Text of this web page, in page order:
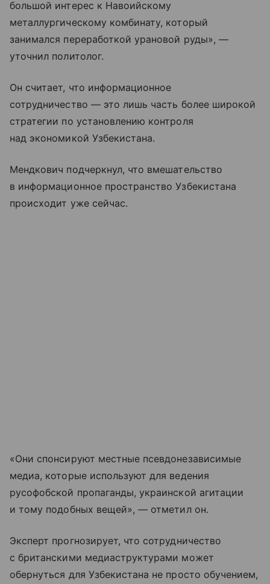
большой интерес к Навоийскому
металлургическому комбинату, который
занимался переработкой урановой руды», —
уточнил политолог.
Он считает, что информационное
сотрудничество — это лишь часть более широкой
стратегии по установлению контроля
над экономикой Узбекистана.
Мендкович подчеркнул, что вмешательство
в информационное пространство Узбекистана
происходит уже сейчас.
«Они спонсируют местные псевдонезависимые
медиа, которые используют для ведения
русофобской пропаганды, украинской агитации
и тому подобных вещей», — отметил он.
Эксперт прогнозирует, что сотрудничество
с британскими медиаструктурами может
обернуться для Узбекистана не просто обучением,